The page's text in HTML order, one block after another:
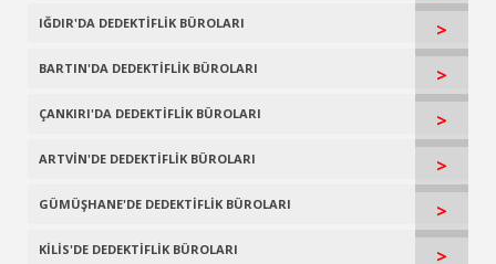
IĞDIR'DA DEDEKTİFLİK BÜROLARI >
BARTIN'DA DEDEKTİFLİK BÜROLARI >
ÇANKIRI'DA DEDEKTİFLİK BÜROLARI >
ARTVİN'DE DEDEKTİFLİK BÜROLARI >
GÜMÜŞHANE'DE DEDEKTİFLİK BÜROLARI >
KİLİS'DE DEDEKTİFLİK BÜROLARI >